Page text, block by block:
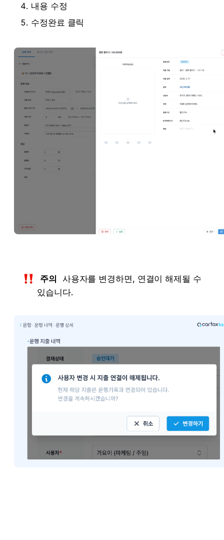
내용 수정
수정완료 클릭
주의
사용자를 변경하면, 연결이 해제될 수
있습니다.